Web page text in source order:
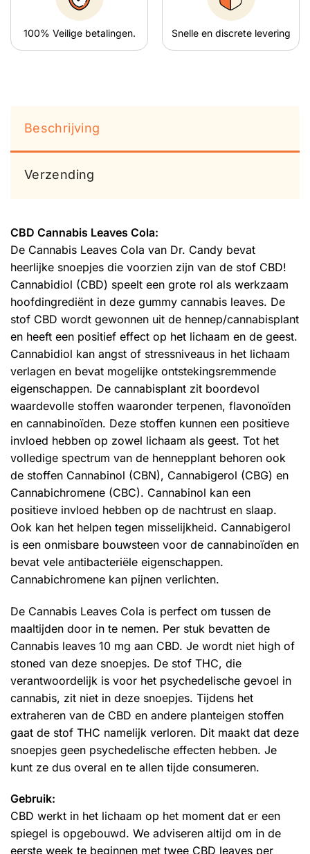
100% Veilige betalingen. Snelle en discrete levering
Beschrijving
Verzending
CBD Cannabis Leaves Cola:
De Cannabis Leaves Cola van Dr. Candy bevat
heerlijke snoepjes die voorzien zijn van de stof CBD!
Cannabidiol (CBD) speelt een grote rol als werkzaam
hoofdingrediënt in deze gummy cannabis leaves. De
stof CBD wordt gewonnen uit de hennep/cannabisplant
en heeft een positief effect op het lichaam en de geest.
Cannabidiol kan angst of stressniveaus in het lichaam
verlagen en bevat mogelijke ontstekingsremmende
eigenschappen. De cannabisplant zit boordevol
waardevolle stoffen waaronder terpenen, flavonoïden
en cannabinoïden. Deze stoffen kunnen een positieve
invloed hebben op zowel lichaam als geest. Tot het
volledige spectrum van de hennepplant behoren ook
de stoffen Cannabinol (CBN), Cannabigerol (CBG) en
Cannabichromene (CBC). Cannabinol kan een
positieve invloed hebben op de nachtrust en slaap.
Ook kan het helpen tegen misselijkheid. Cannabigerol
is een onmisbare bouwsteen voor de cannabinoïden en
bevat vele antibacteriële eigenschappen.
Cannabichromene kan pijnen verlichten.
De Cannabis Leaves Cola is perfect om tussen de
maaltijden door in te nemen. Per stuk bevatten de
Cannabis leaves 10 mg aan CBD. Je wordt niet high of
stoned van deze snoepjes. De stof THC, die
verantwoordelijk is voor het psychedelische gevoel in
cannabis, zit niet in deze snoepjes. Tijdens het
extraheren van de CBD en andere planteigen stoffen
gaat de stof THC namelijk verloren. Dit maakt dat deze
snoepjes geen psychedelische effecten hebben. Je
kunt ze dus overal en te allen tijde consumeren.
Gebruik:
CBD werkt in het lichaam op het moment dat er een
spiegel is opgebouwd. We adviseren altijd om in de
eerste week te beginnen met twee CBD leaves per